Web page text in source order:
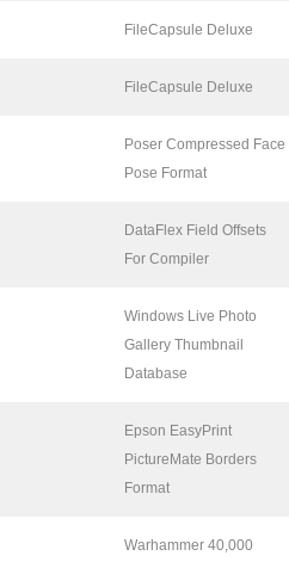
FileCapsule Deluxe
FileCapsule Deluxe
Poser Compressed Face
Pose Format
DataFlex Field Offsets
For Compiler
Windows Live Photo
Gallery Thumbnail
Database
Epson EasyPrint
PictureMate Borders
Format
Warhammer 40,000